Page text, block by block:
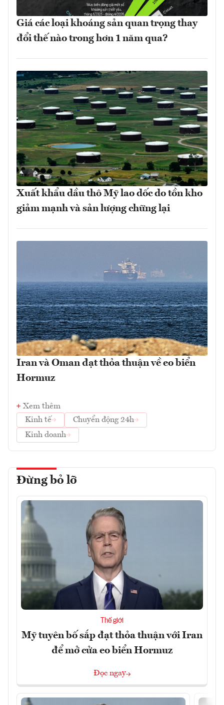
Giá các loại khoáng sản quan trọng thay
đổi thế nào trong hơn 1 năm qua?
Xuất khẩu dầu thô Mỹ lao dốc do tồn kho
giảm mạnh và sản lượng chững lại
Iran và Oman đạt thỏa thuận về eo biển
Hormuz
Xem thêm
Kinh tế
Chuyển động 24h
Kinh doanh
Đừng bỏ lỡ
Thế giới
Mỹ tuyên bố sắp đạt thỏa thuận với Iran
để mở cửa eo biển Hormuz
Đọc ngay